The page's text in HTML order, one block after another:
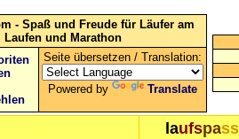
- Spaß und Freude für Läufer am
Laufen und Marathon
Seite übersetzen / Translation:
Powered by Translate
laufspass